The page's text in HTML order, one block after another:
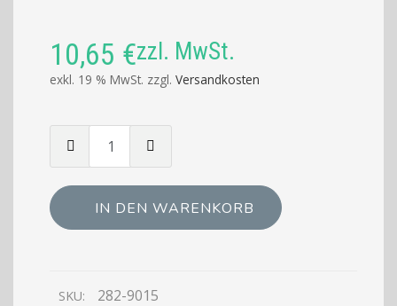
10,65 €zzl. MwSt.
exkl. 19 % MwSt. zzgl. Versandkosten
von
LINE
Gastronormbehälter
IN DEN WARENKORB
SKU: 282-9015